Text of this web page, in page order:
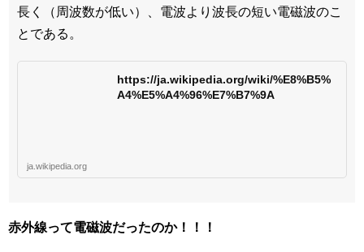
長く（周波数が低い）、電波より波長の短い電磁波のこ
とである。
https://ja.wikipedia.org/wiki/%E8%B5%
A4%E5%A4%96%E7%B7%9A
ja.wikipedia.org
赤外線って電磁波だったのか！！！